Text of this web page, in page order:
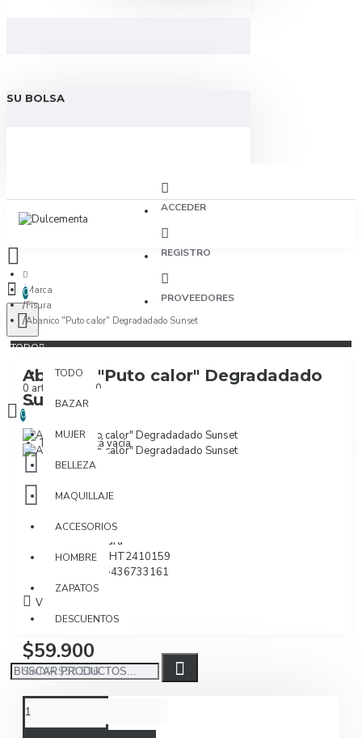
SU BOLSA
ACCEDER
REGISTRO
PROVEEDORES
0
TODO
TODO
BAZAR
MUJER
BELLEZA
MAQUILLAJE
ACCESORIOS
HOMBRE
ZAPATOS
DESCUENTOS
0 artículo(s) - $0
0
Tu bolsa está vacía
Marca
Fisura
Abanico "Puto calor" Degradadado Sunset
Abanico "Puto calor" Degradadado
Sunset
Fisura
Modelo:
AHT2410159
8435436733161
Visto: 413
$59.900
Sin IVA $50.336